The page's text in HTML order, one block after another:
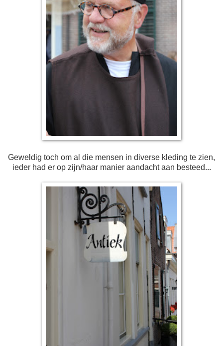
Geweldig toch om al die mensen in diverse kleding te zien,
ieder had er op zijn/haar manier aandacht aan besteed...